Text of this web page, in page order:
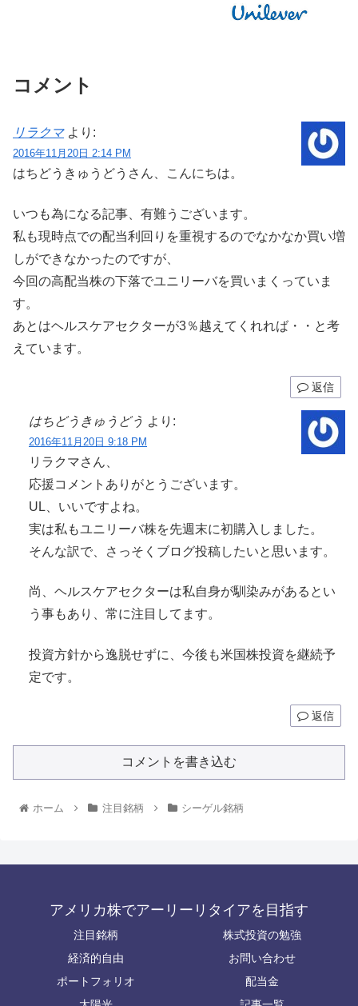
コメント
リラクマ より:
2016年11月20日 2:14 PM
はちどうきゅうどうさん、こんにちは。
いつも為になる記事、有難うございます。
私も現時点での配当利回りを重視するのでなかなか買い増
しができなかったのですが、
今回の高配当株の下落でユニリーバを買いまくっていま
す。
あとはヘルスケアセクターが3％越えてくれれば・・と考
えています。
返信
はちどうきゅうどう より:
2016年11月20日 9:18 PM
リラクマさん、
応援コメントありがとうございます。
UL、いいですよね。
実は私もユニリーバ株を先週末に初購入しました。
そんな訳で、さっそくブログ投稿したいと思います。
尚、ヘルスケアセクターは私自身が馴染みがあるとい
う事もあり、常に注目してます。
投資方針から逸脱せずに、今後も米国株投資を継続予
定です。
返信
コメントを書き込む
ホーム 注目銘柄 シーゲル銘柄
アメリカ株でアーリーリタイアを目指す
注目銘柄
株式投資の勉強
経済的自由
お問い合わせ
ポートフォリオ
配当金